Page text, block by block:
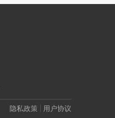
隐私政策 用户协议